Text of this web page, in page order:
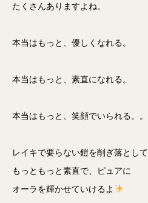
たくさんありますよね。
本当はもっと、優しくなれる。
本当はもっと、素直になれる。
本当はもっと、笑顔でいられる。。
レイキで要らない鎧を削ぎ落として
もっともっと素直で、ピュアに
オーラを輝かせていけるよ